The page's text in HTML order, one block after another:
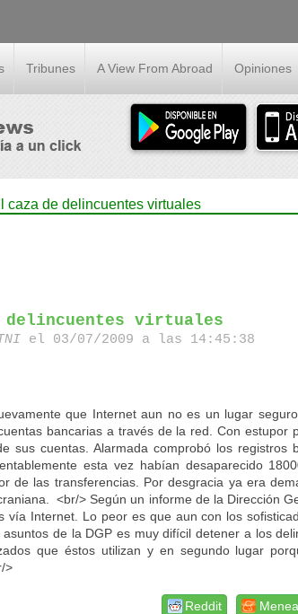
Tribunes A View From Abroad Opiniones
caza de delincuentes virtuales
virtuales
el 03/07/2009 a las 14:45:38
que Internet aun no es un lugar
bancarias a través de la red. Con estupor
sus cuentas. Alarmada comprobó los registros
esta vez habían desaparecido
de las transferencias. Por desgracia ya era
<br/> Según un informe de la Dirección
vía Internet. Lo peor es que aun con los
de la DGP es muy difícil detener a los
que éstos utilizan y en segundo lugar
>
Reddit